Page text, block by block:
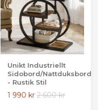
Unikt Industriellt
Sidobord/Nattduksbord
- Rustik Stil
1 990 kr 2 600 kr